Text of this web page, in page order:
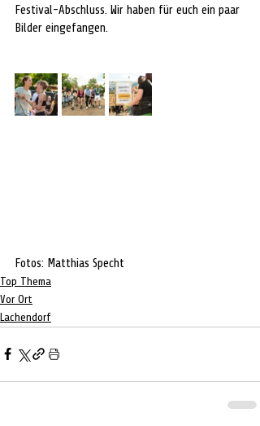
Festival-Abschluss. Wir haben für euch ein paar
Bilder eingefangen.
Fotos: Matthias Specht
Top Thema
Vor Ort
Lachendorf